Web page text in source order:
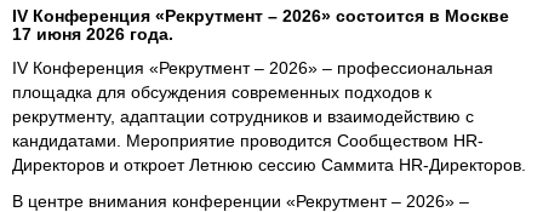
IV Конференция «Рекрутмент – 2026» состоится в Москве
17 июня 2026 года.
IV Конференция «Рекрутмент – 2026» – профессиональная
площадка для обсуждения современных подходов к
рекрутменту, адаптации сотрудников и взаимодействию с
кандидатами. Мероприятие проводится Сообществом HR-
Директоров и откроет Летнюю сессию Саммита HR-Директоров.
В центре внимания конференции «Рекрутмент – 2026» –